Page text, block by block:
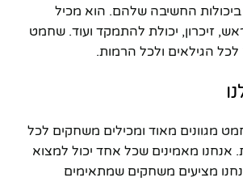
החשיבה שלהם. הוא מכיל
זיכרון, יכולת להתמקד ועוד. שחמט
הגילאים ולכל הרמות.
מגוונים מאוד ומכילים משחקים לכל
אנחנו מאמינים שכל אחד יכול למצוא
מציעים משחקים שמתאימים